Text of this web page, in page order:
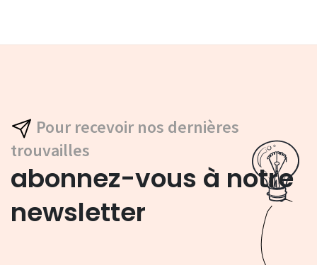
Pour recevoir nos dernières
trouvailles
abonnez-vous à notre
newsletter